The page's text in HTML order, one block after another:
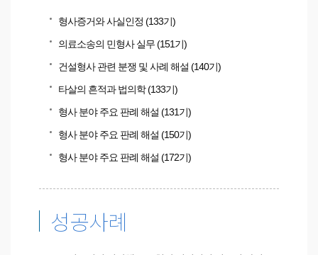
형사증거와 사실인정 (133기)
의료소송의 민형사 실무 (151기)
건설형사 관련 분쟁 및 사례 해설 (140기)
타살의 흔적과 법의학 (133기)
형사 분야 주요 판례 해설 (131기)
형사 분야 주요 판례 해설 (150기)
형사 분야 주요 판례 해설 (172기)
성공사례